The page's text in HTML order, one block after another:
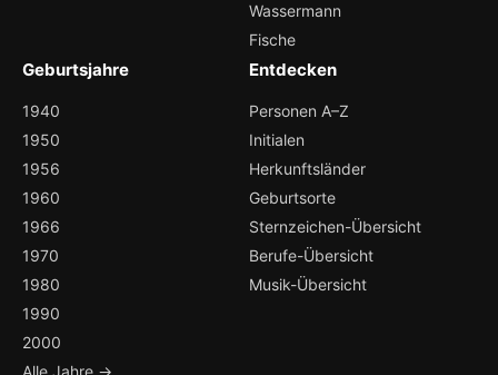
Wassermann
Fische
Geburtsjahre
1940
1950
1956
1960
1966
1970
1980
1990
2000
Alle Jahre →
Entdecken
Personen A–Z
Initialen
Herkunftsländer
Geburtsorte
Sternzeichen-Übersicht
Berufe-Übersicht
Musik-Übersicht